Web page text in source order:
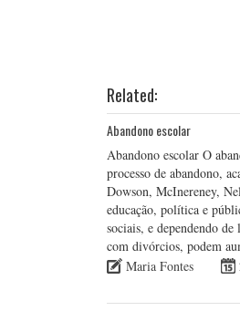
Related:
Abandono escolar
Abandono escolar O
processo de abandono,
Dowson, McInereney,
educação, política e
sociais, e dependendo
com divórcios, podem
Maria Fontes